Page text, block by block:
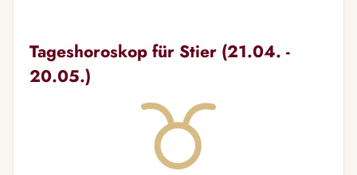
Tageshoroskop für Stier (21.04. -
20.05.)